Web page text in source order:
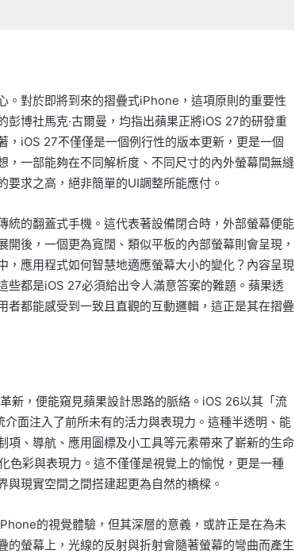
。對於即將到來的摺疊式iPhone，這項原則的重要性
博社馬克·古爾曼，均指出蘋果正將iOS 27的研發重
iOS 27不僅僅是一個例行性的版本更新，更是一個
一部能夠在不同解析度、不同尺寸的內外螢幕間無縫
求之高，絕非簡單的UI調整所能應付。
的翻蓋式手機。這代表著設備閉合時，外部螢幕便能
後，一個更為寬闊、類似平板的內部螢幕則會呈現，
應用程式如何智慧地適應螢幕大小的變化？內容呈現
些都是iOS 27必須給出令人滿意答案的難題。蘋果透
都能感受到一致且直觀的互動邏輯，這正是其在摺疊
新，便能窺見蘋果設計思路的脈絡。iOS 26以其「流
面注入了前所未有的活力與表現力。這種半透明、能
、導航、應用圖標及小工具等元素帶來了嶄新的生命
色彩與表現力。這不僅僅是視覺上的愉悅，更是一種
現實空間之間搭建起更為自然的橋樑。
的視覺體驗，但其深層的意義，或許正是在為未
螢幕上，光線的反射與折射會隨著螢幕的彎曲而產生